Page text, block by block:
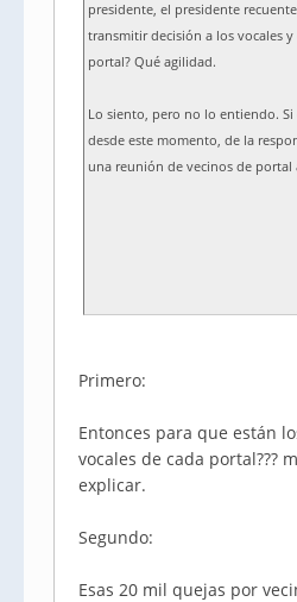
presidente, el presidente
transmitir decisión a los vocales y
portal? Qué agilidad.
Lo siento, pero no lo entiendo.
desde este momento, de la
una reunión de vecinos de portal
Primero:
Entonces para que están
vocales de cada portal???
explicar.
Segundo:
Esas 20 mil quejas por